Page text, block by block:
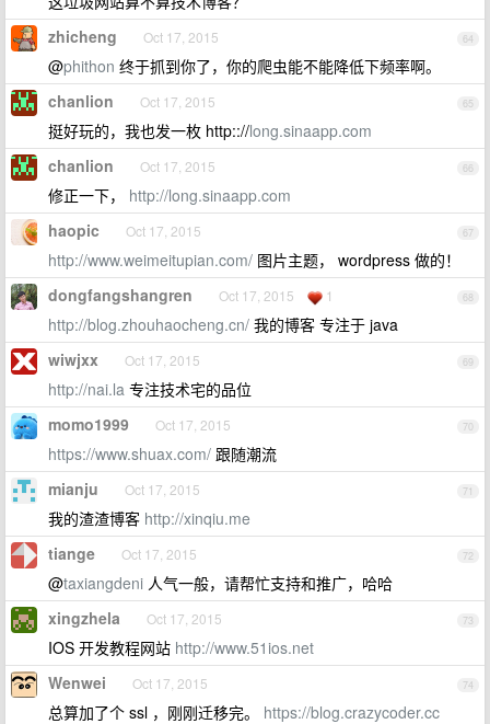
64
zhicheng Oct 17, 2015
@phithon 终于抓到你了，你的爬虫能不能降低下频率啊。
65
chanlion Oct 17, 2015
挺好玩的，我也发一枚 http:://long.sinaapp.com
66
chanlion Oct 17, 2015
修正一下， http://long.sinaapp.com
67
haopic Oct 17, 2015
http://www.weimeitupian.com/ 图片主题， wordpress 做的！
68
dongfangshangren Oct 17, 2015 1
http://blog.zhouhaocheng.cn/ 我的博客 专注于 java
69
wiwjxx Oct 17, 2015
http://nai.la 专注技术宅的品位
70
momo1999 Oct 17, 2015
https://www.shuax.com/ 跟随潮流
71
mianju Oct 17, 2015
我的渣渣博客 http://xinqiu.me
72
tiange Oct 17, 2015
@taxiangdeni 人气一般，请帮忙支持和推广，哈哈
73
xingzhela Oct 17, 2015
IOS 开发教程网站 http://www.51ios.net
74
Wenwei Oct 17, 2015
总算加了个 ssl ，刚刚迁移完。 https://blog.crazycoder.cc